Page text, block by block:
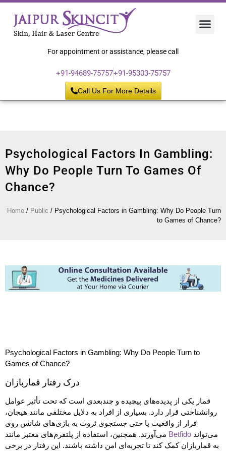
For appointment or assistance, please call
+91-94689-75757+91-95303-75757
Call Us For More Details
Psychological Factors In Gambling:
Why Do People Turn To Games Of
Chance?
Home / Public / Psychological Factors in Gambling: Why Do People Turn
to Games of Chance?
Psychological Factors in Gambling: Why Do People Turn to
Games of Chance?
درک رفتار قماربازان
قمار یکی از پدیده‌های پیچیده و چندبعدی است که تحت تأثیر عوامل
روانشناختی قرار دارد. بسیاری از افراد به دلایل مختلفی مانند هیجان،
فرار از واقعیت یا حتی جستجوی ثروت به بازی‌های شانس روی
Betfido
به قماربازان کمک کند تا تجربه‌ای امن داشته باشند. این رفتار در برخی